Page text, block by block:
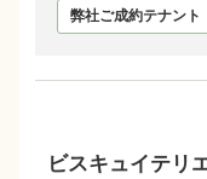
弊社ご成約テナント
ビスキュイテリ